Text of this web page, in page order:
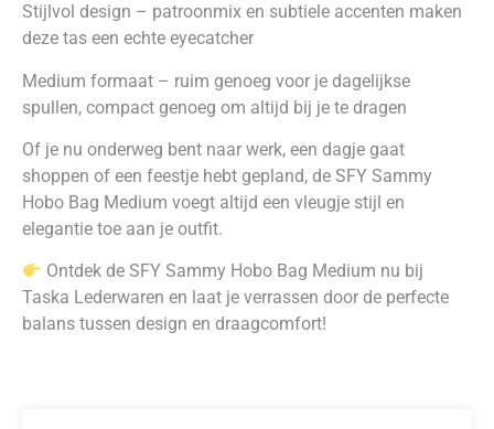
Stijlvol design – patroonmix en subtiele accenten maken
deze tas een echte eyecatcher
Medium formaat – ruim genoeg voor je dagelijkse
spullen, compact genoeg om altijd bij je te dragen
Of je nu onderweg bent naar werk, een dagje gaat
shoppen of een feestje hebt gepland, de SFY Sammy
Hobo Bag Medium voegt altijd een vleugje stijl en
elegantie toe aan je outfit.
Ontdek de SFY Sammy Hobo Bag Medium nu bij
Taska Lederwaren en laat je verrassen door de perfecte
balans tussen design en draagcomfort!